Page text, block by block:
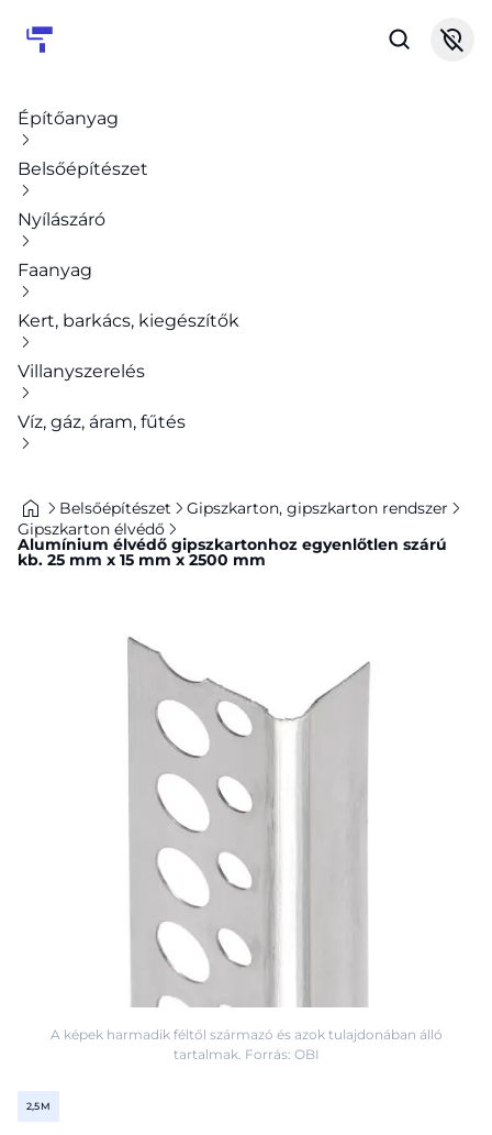
Építőanyag
Belsőépítészet
Nyílászáró
Faanyag
Kert, barkács, kiegészítők
Villanyszerelés
Víz, gáz, áram, fűtés
Belsőépítészet
Gipszkarton, gipszkarton rendszer
Gipszkarton élvédő
Alumínium élvédő gipszkartonhoz egyenlőtlen szárú
kb. 25 mm x 15 mm x 2500 mm
2,5 M
A képek harmadik féltől származó és azok tulajdonában álló
tartalmak. Forrás: OBI